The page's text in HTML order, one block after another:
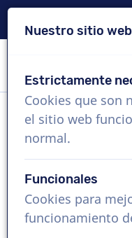
VoiceProductions
Henrik
Precio a consultar
Vídeo corporativo , 1 -
Nuestro sitio
Estrictamente
Cookies que son
el sitio web
normal.
Funcionales
Cookies para
funcionamiento